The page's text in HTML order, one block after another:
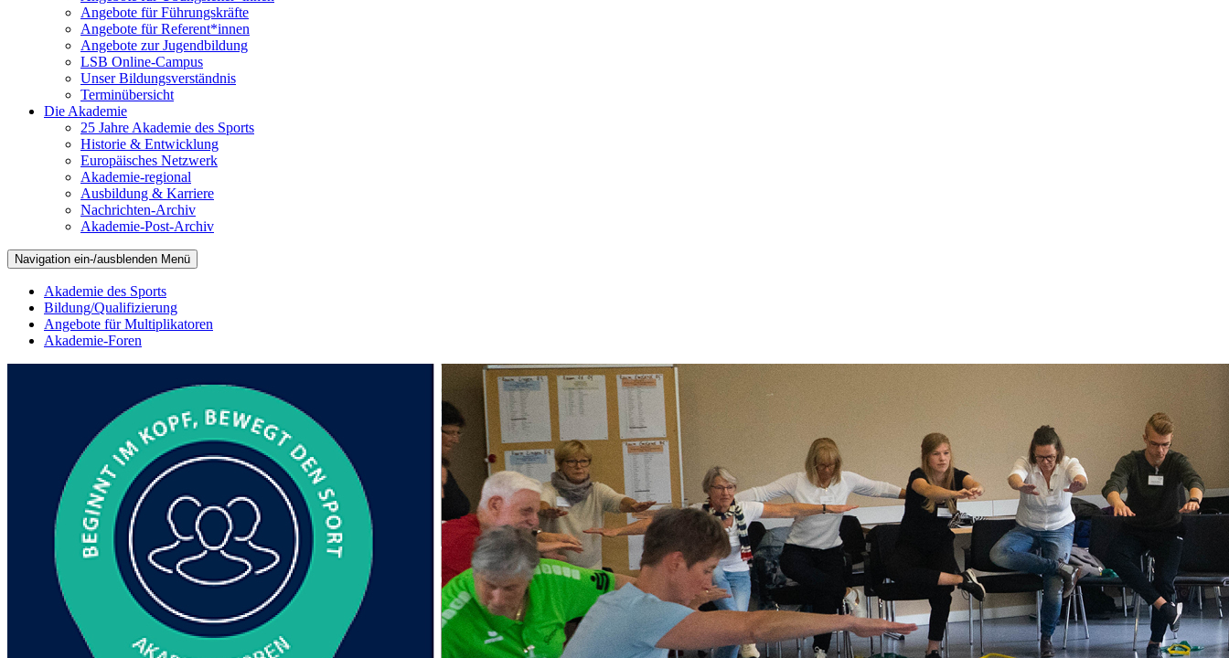
Angebote für Führungskräfte
Angebote für Referent*innen
Angebote zur Jugendbildung
LSB Online-Campus
Unser Bildungsverständnis
Terminübersicht
Die Akademie
25 Jahre Akademie des Sports
Historie & Entwicklung
Europäisches Netzwerk
Akademie-regional
Ausbildung & Karriere
Nachrichten-Archiv
Akademie-Post-Archiv
Navigation ein-/ausblenden Menü
Akademie des Sports
Bildung/Qualifizierung
Angebote für Multiplikatoren
Akademie-Foren